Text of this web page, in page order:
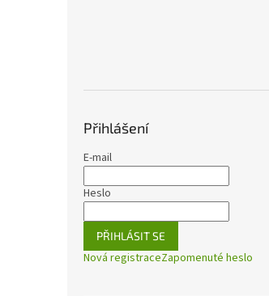
Přihlášení
E-mail
Heslo
PŘIHLÁSIT SE
Nová registraceZapomenuté heslo